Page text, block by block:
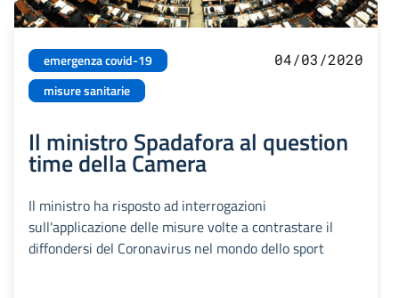
emergenza covid-19
misure sanitarie
04/03/2020
Il ministro Spadafora al question
time della Camera
Il ministro ha risposto ad interrogazioni
sull'applicazione delle misure volte a contrastare il
diffondersi del Coronavirus nel mondo dello sport